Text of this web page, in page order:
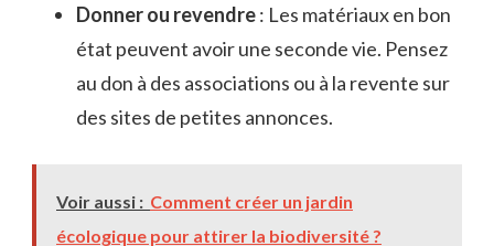
Donner ou revendre: Les matériaux en bon
état peuvent avoir une seconde vie. Pensez
au don à des associations ou à la revente sur
des sites de petites annonces.
Voir aussi : Comment créer un jardin
écologique pour attirer la biodiversité ?